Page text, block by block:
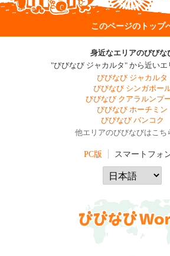
このページのトップ
身近なエリアのびびな
"びびなび ジャカルタ" から近いエ
びびなび ジャカルタ
びびなび シンガポー
びびなび クアラルンプ
びびなび ホーチミン
びびなび バンコク
他エリアのびびなびはこち
PC版 スマートフォ